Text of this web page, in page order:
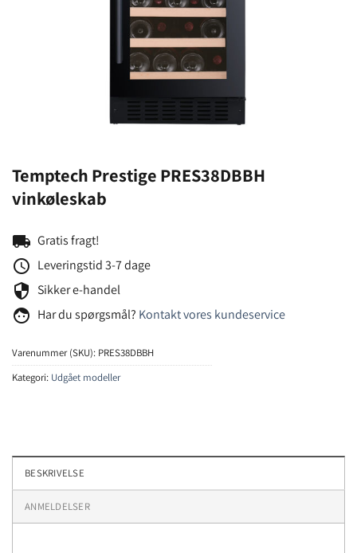
Temptech Prestige PRES38DBBH
vinkøleskab
local_shipping Gratis fragt!
schedule Leveringstid 3-7 dage
security Sikker e-handel
face Har du spørgsmål? Kontakt vores kundeservice
Varenummer (SKU): PRES38DBBH
Kategori: Udgået modeller
BESKRIVELSE
ANMELDELSER